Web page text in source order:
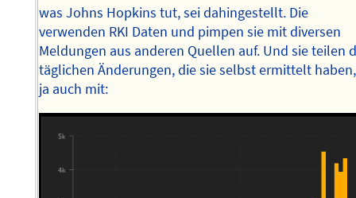
was Johns Hopkins tut, sei dahingestellt. Die
verwenden RKI Daten und pimpen sie mit diversen
Meldungen aus anderen Quellen auf. Und sie teilen
täglichen Änderungen, die sie selbst ermittelt haben,
ja auch mit: